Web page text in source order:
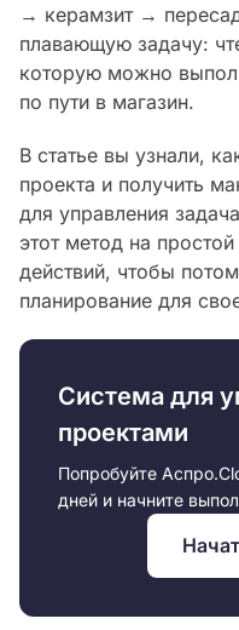
→ керамзит →
плавающую задачу:
которую можно
по пути в магазин.
В статье вы узнали,
проекта и получить
для управления
этот метод на
действий, чтобы
планирование для
Система для
проектами
Попробуйте
дней и начните